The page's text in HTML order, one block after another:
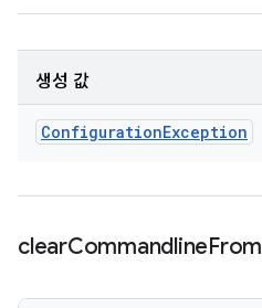
생성 값
ConfigurationException
clearCommandlineFrom